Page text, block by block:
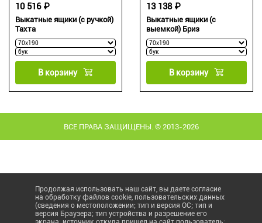
Выкатные ящики (с ручкой)
Тахта
10 516 ₽
В корзину
Выкатные ящики (с
выемкой) Бриз
13 138 ₽
В корзину
ВСЕ ПРАВА ЗАЩИЩЕНЫ. © 2013-2026
Продолжая использовать наш сайт, вы даете согласие
на обработку файлов cookie, пользовательских данных
(сведения о местоположении; тип и версия ОС; тип и
версия Браузера; тип устройства и разрешение его